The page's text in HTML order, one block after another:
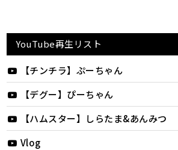
YouTube再生リスト
【チンチラ】ぷーちゃん
【デグー】ぴーちゃん
【ハムスター】しらたま&あんみつ
Vlog